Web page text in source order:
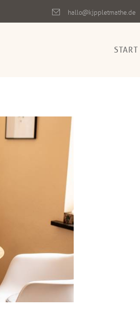
hallo@kjppletmathe.de
START